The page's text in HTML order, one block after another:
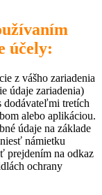
účely:
z vášho zariadenia
údaje zariadenia)
dodávateľmi tretích
alebo aplikáciou.
údaje na základe
námietku
prejdením na odkaz
ochrany